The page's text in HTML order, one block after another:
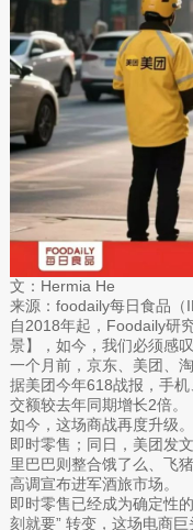
文：Hermia He
来源：foodaily每日食品（
自2018年起，Foodaily研
景】，如今，我们必须感
一个月前，京东、美团、
据美团今年618战报，手
交额较去年同期增长2倍。
如今，这场商战再度升级
即时零售；同日，美团发
里巴巴则整合饿了么、飞
高调宣布进军酒旅市场。
即时零售已经成为确定性
刻就要” 转变，这场电商